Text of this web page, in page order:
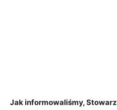
Jak informowaliśmy,